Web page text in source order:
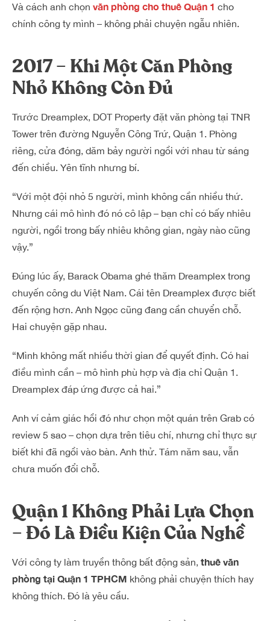
Và cách anh chọn văn phòng cho thuê Quận 1 cho
chính công ty mình – không phải chuyện ngẫu nhiên.
2017 – Khi Một Căn Phòng
Nhỏ Không Còn Đủ
Trước Dreamplex, DOT Property đặt văn phòng tại TNR
Tower trên đường Nguyễn Công Trứ, Quận 1. Phòng
riêng, cửa đóng, dăm bảy người ngồi với nhau từ sáng
đến chiều. Yên tĩnh nhưng bí.
“Với một đội nhỏ 5 người, mình không cần nhiều thứ.
Nhưng cái mô hình đó nó cô lập – bạn chỉ có bấy nhiêu
người, ngồi trong bấy nhiêu không gian, ngày nào cũng
vậy.”
Đúng lúc ấy, Barack Obama ghé thăm Dreamplex trong
chuyến công du Việt Nam. Cái tên Dreamplex được biết
đến rộng hơn. Anh Ngọc cũng đang cần chuyển chỗ.
Hai chuyện gặp nhau.
“Mình không mất nhiều thời gian để quyết định. Có hai
điều mình cần – mô hình phù hợp và địa chỉ Quận 1.
Dreamplex đáp ứng được cả hai.”
Anh ví cảm giác hồi đó như chọn một quán trên Grab có
review 5 sao – chọn dựa trên tiêu chí, nhưng chỉ thực sự
biết khi đã ngồi vào bàn. Anh thử. Tám năm sau, vẫn
chưa muốn đổi chỗ.
Quận 1 Không Phải Lựa Chọn
– Đó Là Điều Kiện Của Nghề
Với công ty làm truyền thông bất động sản, thuê văn
phòng tại Quận 1 TPHCM không phải chuyện thích hay
không thích. Đó là yêu cầu.